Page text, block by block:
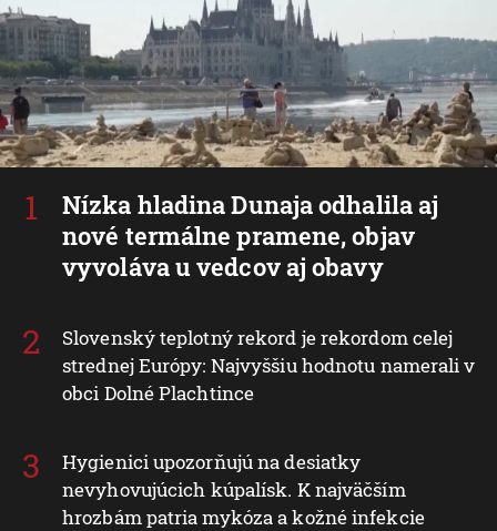
Nízka hladina Dunaja odhalila aj
nové termálne pramene, objav
vyvoláva u vedcov aj obavy
Slovenský teplotný rekord je rekordom celej
strednej Európy: Najvyššiu hodnotu namerali v
obci Dolné Plachtince
Hygienici upozorňujú na desiatky
nevyhovujúcich kúpalísk. K najväčším
hrozbám patria mykóza a kožné infekcie